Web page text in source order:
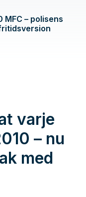
MFC – polisens
varje
– nu
med